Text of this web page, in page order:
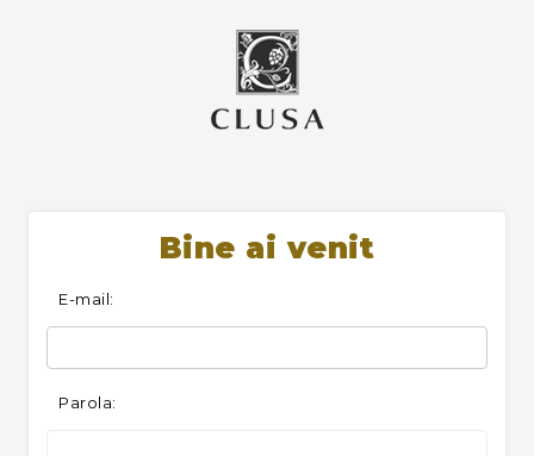
Bine ai venit
E-mail:
Parola: